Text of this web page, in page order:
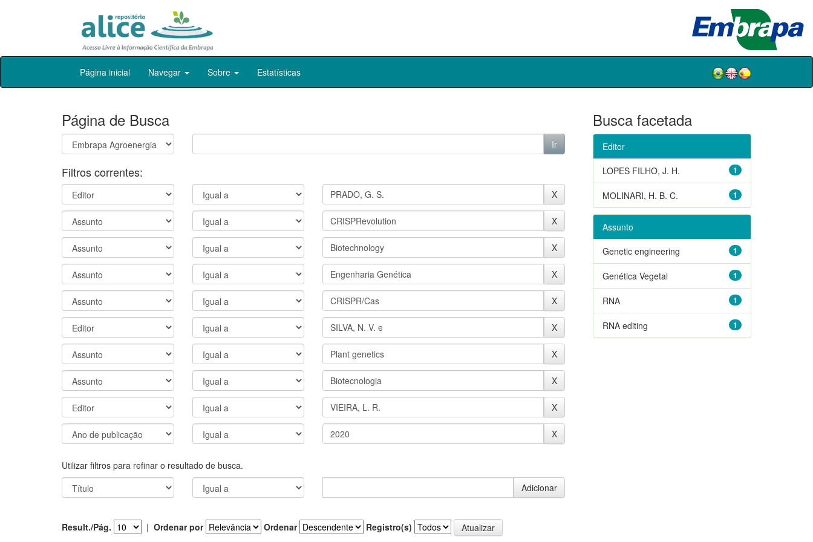
Skip
Página inicial Navegar Sobre Estatísticas
Página de Busca
Filtros correntes:
Utilizar filtros para refinar o resultado de busca.
Result./Pág. | Ordenar por Ordenar Registro(s)
Busca facetada
Editor
1
LOPES FILHO, J. H.
1
MOLINARI, H. B. C.
Assunto
1
Genetic engineering
1
Genética Vegetal
1
RNA
1
RNA editing